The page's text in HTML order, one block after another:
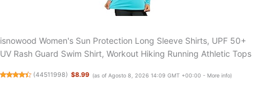
isnowood Women's Sun Protection Long Sleeve Shirts, UPF 50+
UV Rash Guard Swim Shirt, Workout Hiking Running Athletic Tops
(44511998) $8.99 (as of Agosto 8, 2026 14:09 GMT +00:00 - More info)